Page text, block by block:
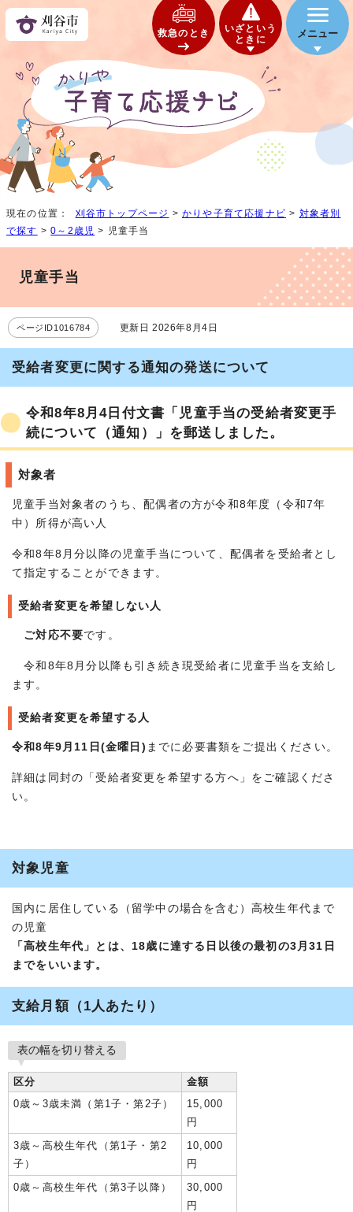
救急のとき
いざという
ときに
メニュー
現在の位置： 刈谷市トップページ >かりや子育て応援ナビ > 対象者別
で探す >0～2歳児 > 児童手当
児童手当
ページID1016784 更新日 2026年8月4日
受給者変更に関する通知の発送について
令和8年8月4日付文書「児童手当の受給者変更手
続について（通知）」を郵送しました。
対象者
児童手当対象者のうち、配偶者の方が令和8年度（令和7年
中）所得が高い人
令和8年8月分以降の児童手当について、配偶者を受給者とし
て指定することができます。
受給者変更を希望しない人
ご対応不要です。
令和8年8月分以降も引き続き現受給者に児童手当を支給し
ます。
受給者変更を希望する人
令和8年9月11日(金曜日) までに必要書類をご提出ください。
詳細は同封の「受給者変更を希望する方へ」をご確認くださ
い。
対象児童
国内に居住している（留学中の場合を含む）高校生年代まで
の児童
「高校生年代」とは、18歳に達する日以後の最初の3月31日
までをいいます。
支給月額（1人あたり）
表の幅を切り替える
区分
金額
0歳～3歳未満（第1子・第2子）
15,000
円
3歳～高校生年代（第1子・第2
子）
10,000
円
0歳～高校生年代（第3子以降）
30,000
円